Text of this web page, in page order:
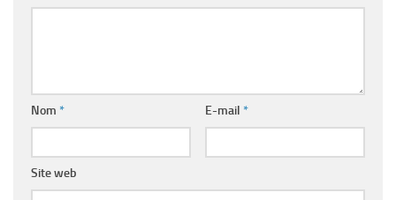
Nom * E-mail *
Site web